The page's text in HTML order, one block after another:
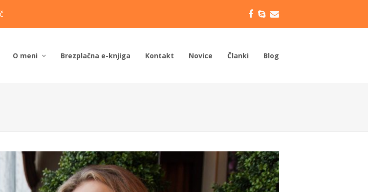
Facebook
SkypeEmail
O meni Brezplačna e-knjiga Kontakt Novice Članki Blog